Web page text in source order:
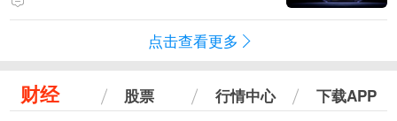
点击查看更多
财经 股票 行情中心 下载APP